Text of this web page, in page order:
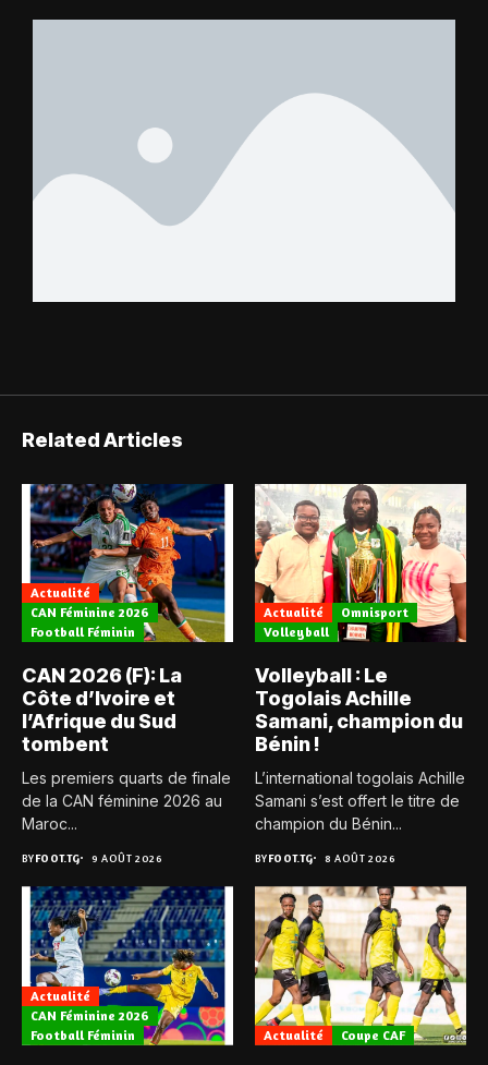
Related Articles
Actualité
CAN Féminine 2026
Football Féminin
CAN 2026 (F): La
Côte d’Ivoire et
l’Afrique du Sud
tombent
Les premiers quarts de finale
de la CAN féminine 2026 au
Maroc...
BYFOOT.TG 9 AOÛT 2026
Actualité
Omnisport
Volleyball
Volleyball : Le
Togolais Achille
Samani, champion du
Bénin !
L’international togolais Achille
Samani s’est offert le titre de
champion du Bénin...
BYFOOT.TG 8 AOÛT 2026
Actualité
CAN Féminine 2026
Football Féminin
Actualité Coupe CAF